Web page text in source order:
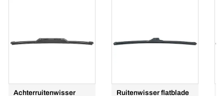
Achterruitenwisser
Ruitenwisser flatblade